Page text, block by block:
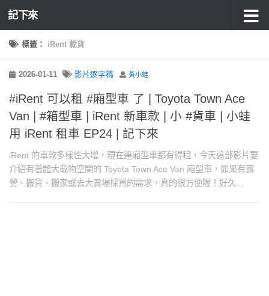
記下來
標籤： iRent 載貨
2026-01-11 影片逐字稿 黃小蛙
#iRent 可以租 #廂型車 了 | Toyota Town Ace
Van | #箱型車 | iRent 新車款 | 小 #貨車 | 小蛙
用 iRent 租車 EP24 | 記下來
iRent 的車款多樣性大增，現在連廂型車都有得租，今天這部影片要
介紹有著超大載物空間的 Toyota Town Ace Van 廂型車，如果有露
營、搬貨、搬家或去大賣場採買的需求，真的很方便喔！好久...